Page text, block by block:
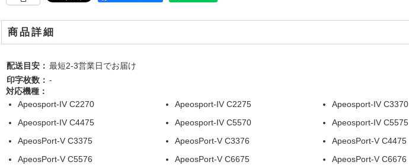
商品詳細
配送目安： 最短2-3営業日でお届け
印字枚数： -
対応機種：
Apeosport-IV C2270
Apeosport-IV C2275 Apeosport-IV C3370
Apeosport-IV C4475
Apeosport-IV C5570 Apeosport-IV C5575
ApeosPort-V C3375
ApeosPort-V C3376 ApeosPort-V C4475
ApeosPort-V C5576
ApeosPort-V C6675 ApeosPort-V C6676